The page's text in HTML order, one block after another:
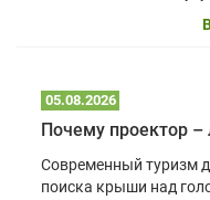
05.08.2026
Современный туризм
поиска крыши над